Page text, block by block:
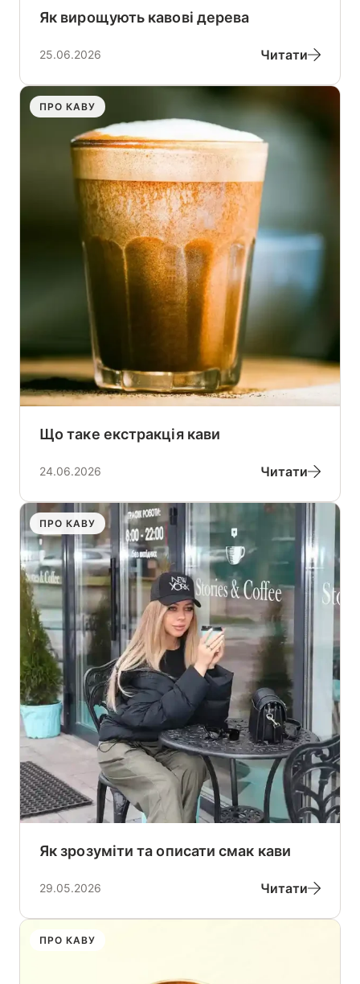
Як вирощують кавові дерева
25.06.2026 Читати
ПРО КАВУ
Що таке екстракція кави
24.06.2026 Читати
ПРО КАВУ
Як зрозуміти та описати смак кави
29.05.2026 Читати
ПРО КАВУ